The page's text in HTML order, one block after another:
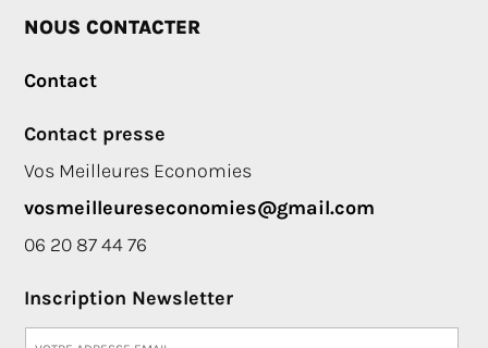
NOUS CONTACTER
Contact
Contact presse
Vos Meilleures Economies
vosmeilleureseconomies@gmail.com
06 20 87 44 76
Inscription Newsletter